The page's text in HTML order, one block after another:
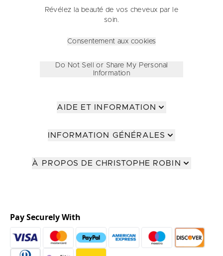
Révélez la beauté de vos cheveux par le
soin.
Consentement aux cookies
Do Not Sell or Share My Personal
Information
AIDE ET INFORMATION
INFORMATION GÉNÉRALES
À PROPOS DE CHRISTOPHE ROBIN
Pay Securely With